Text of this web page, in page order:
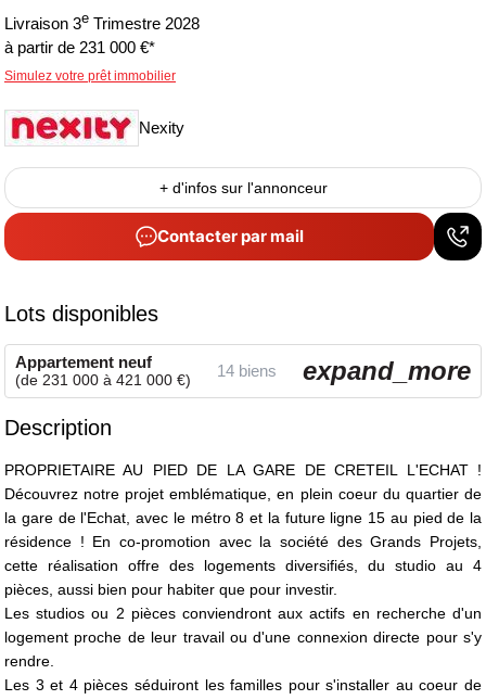
Livraison 3e Trimestre 2028
à partir de 231 000 €*
Simulez votre prêt immobilier
Nexity
+ d'infos sur l'annonceur
Contacter par mail
Lots disponibles
Appartement neuf
(de 231 000 à 421 000 €) 14 biens expand_more
Description
PROPRIETAIRE AU PIED DE LA GARE DE CRETEIL L'ECHAT !
Découvrez notre projet emblématique, en plein coeur du quartier de
la gare de l'Echat, avec le métro 8 et la future ligne 15 au pied de la
résidence ! En co-promotion avec la société des Grands Projets,
cette réalisation offre des logements diversifiés, du studio au 4
pièces, aussi bien pour habiter que pour investir.
Les studios ou 2 pièces conviendront aux actifs en recherche d'un
logement proche de leur travail ou d'une connexion directe pour s'y
rendre.
Les 3 et 4 pièces séduiront les familles pour s'installer au coeur de